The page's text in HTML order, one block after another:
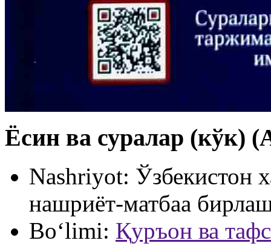
Ёсин ва суралар (кўк)
Nashriyot: Ўзбекистон
нашриёт-матбаа
Bo‘limi: Қуръон ва